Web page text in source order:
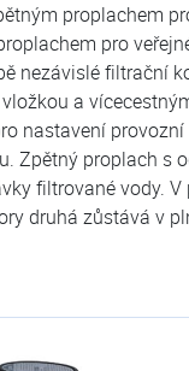
proplachem
pro
nezávislé filtrační
a
nastavení
Zpětný proplach s
filtrované vody.
druhá zůstává v